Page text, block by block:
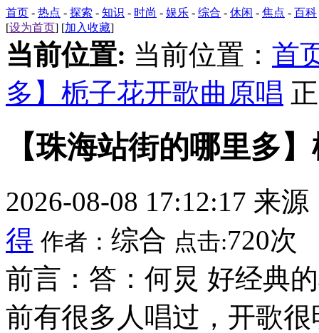
首页 - 热点 - 探索 - 知识 - 时尚 - 娱乐 - 综合 - 休闲 - 焦点 - 百科
[设为首页] [加入收藏]
当前位置: 当前位置： 首
多】栀子花开歌曲原唱
【珠海站街的哪里多
2026-08-08 17:12:17 来源
得 作者： 综合 点击:720次
前言：答：何炅 好经典
前有很多人唱过，开歌